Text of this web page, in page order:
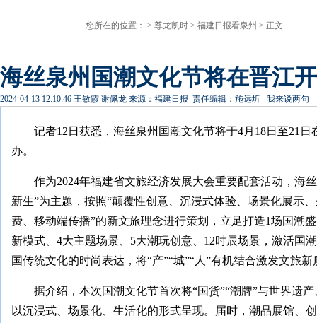
您所在的位置： > 尊龙凯时 > 福建日报看泉州 > 正文
海丝泉州国潮文化节将在晋江
2024-04-13 12:10:46 王敏霞 谢佩龙 来源：福建日报 责任编辑：施远圻 我来说两句
记者12日获悉，海丝泉州国潮文化节将于4月18日至21
办。
作为2024年福建省文旅经济发展大会重要配套活动，海
新生”为主题，按照“颠覆性创意、沉浸式体验、场景化展示
费、移动端传播”的新文旅理念进行策划，立足打造1场国潮
新模式、4大主题场景、5大潮玩创意、12时辰场景，激活国
国传统文化的时尚表达，将“产”“城”“人”有机结合激发文旅
据介绍，本次国潮文化节首次将“国货”“潮牌”与世界遗
以沉浸式、场景化、生活化的形式呈现。届时，潮品展馆、